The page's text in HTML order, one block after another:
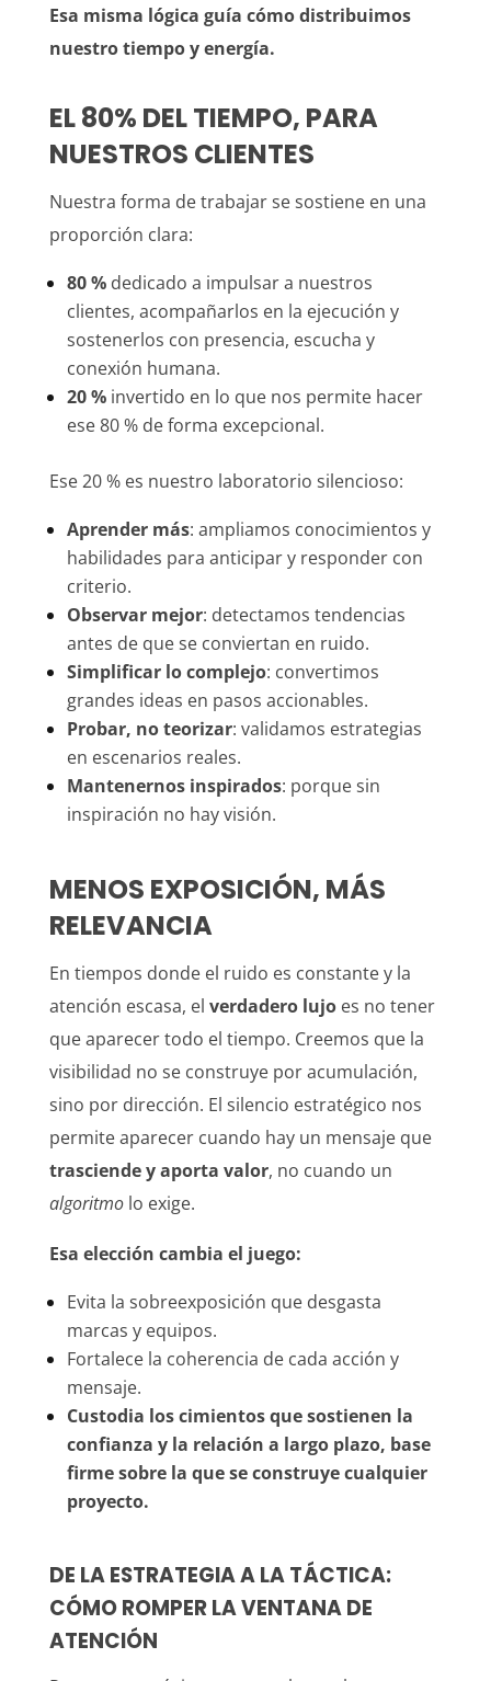
Esa misma lógica guía cómo distribuimos
nuestro tiempo y energía.
EL 80% DEL TIEMPO, PARA
NUESTROS CLIENTES
Nuestra forma de trabajar se sostiene en una
proporción clara:
80 %dedicado a impulsar a nuestros
clientes, acompañarlos en la ejecución y
sostenerlos con presencia, escucha y
conexión humana.
20 %invertido en lo que nos permite hacer
ese 80 % de forma excepcional.
Ese 20 % es nuestro laboratorio silencioso:
Aprender más: ampliamos conocimientos y
habilidades para anticipar y responder con
criterio.
Observar mejor: detectamos tendencias
antes de que se conviertan en ruido.
Simplificar lo complejo: convertimos
grandes ideas en pasos accionables.
Probar, no teorizar: validamos estrategias
en escenarios reales.
Mantenernos inspirados: porque sin
inspiración no hay visión.
MENOS EXPOSICIÓN, MÁS
RELEVANCIA
En tiempos donde el ruido es constante y la
atención escasa, el verdadero lujo es no tener
que aparecer todo el tiempo. Creemos que la
visibilidad no se construye por acumulación,
sino por dirección. El silencio estratégico nos
permite aparecer cuando hay un mensaje que
trasciende y aporta valor, no cuando un
algoritmolo exige.
Esa elección cambia el juego:
Evita la sobreexposición que desgasta
marcas y equipos.
Fortalece la coherencia de cada acción y
mensaje.
Custodia los cimientos que sostienen la
confianza y la relación a largo plazo, base
firme sobre la que se construye cualquier
proyecto.
DE LA ESTRATEGIA A LA TÁCTICA:
CÓMO ROMPER LA VENTANA DE
ATENCIÓN